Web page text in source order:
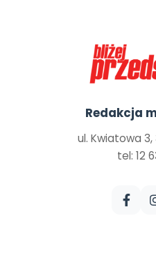
Redakcja
ul. Kwiatowa
tel: 12